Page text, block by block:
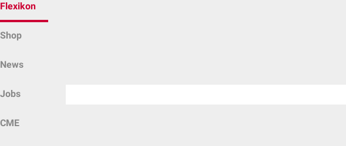
Flexikon
Shop
News
Jobs
CME